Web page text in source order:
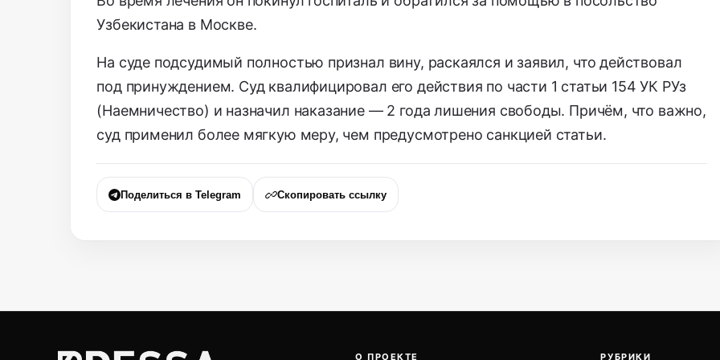
Узбекистана в Москве.
На суде подсудимый полностью признал вину, раскаялся и заявил, что действовал
под принуждением. Суд квалифицировал его действия по части 1 статьи 154 УК РУз
(Наемничество) и назначил наказание — 2 года лишения свободы. Причём, что важно,
суд применил более мягкую меру, чем предусмотрено санкцией статьи.
Поделиться в Telegram Скопировать ссылку
О ПРОЕКТЕ РУБРИКИ